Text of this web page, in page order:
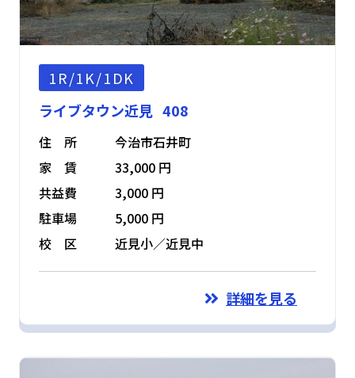
1R/1K/1DK
ライブタウン近見 408
住 所
今治市石井町
家 賃
33,000 円
共益費
3,000 円
駐車場
5,000 円
校 区
近見小／近見中
詳細を見る